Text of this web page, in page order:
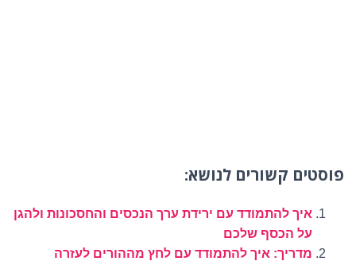
פוסטים קשורים לנושא:
איך להתמודד עם ירידת ערך הנכסים והחסכונות ולהגן
על הכסף שלכם
מדריך: איך להתמודד עם לחץ מההורים לעזרה